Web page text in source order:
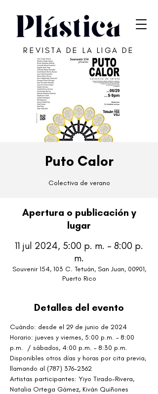
REVISTA DE LA LIGA DE
ARTE DE SAN JUAN
Puto Calor
Colectiva de verano
Apertura o publicación y
lugar
11 jul 2024, 5:00 p. m. – 8:00 p.
m.
Souvenir 154, 103 C. Tetuán, San Juan, 00901,
Puerto Rico
Detalles del evento
Cuándo: desde el 29 de junio de 2024
Horario: jueves y viernes, 5:00 p.m. – 8:00
p.m.  / sábados, 4:00 p.m. – 8:30 p.m.
Disponibles otros días y horas por cita previa,
llamando al (787) 376-2362
Artistas participantes: Yiyo Tirado-Rivera,
Natalia Ortega Gámez, Kiván Quiñones